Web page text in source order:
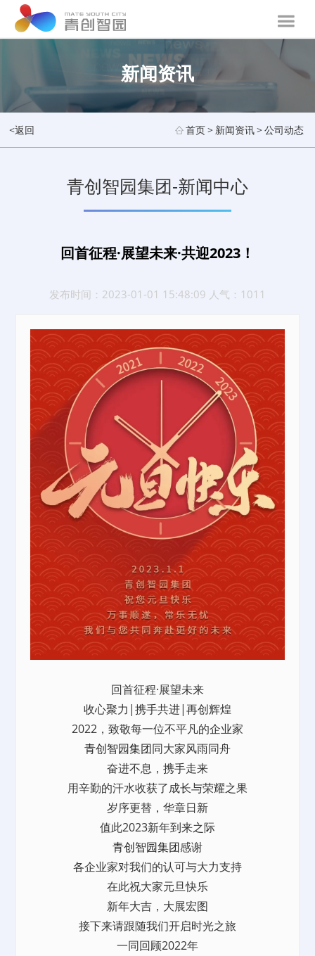
新闻资讯
<返回 首页> 新闻资讯>公司动态
青创智园集团-新闻中心
回首征程·展望未来·共迎2023！
发布时间：2023-01-01 15:48:09 人气：1011
回首征程·展望未来
收心聚力|携手共进|再创辉煌
2022，致敬每一位不平凡的企业家
青创智园集团同大家风雨同舟
奋进不息，携手走来
用辛勤的汗水收获了成长与荣耀之果
岁序更替，华章日新
值此2023新年到来之际
青创智园集团感谢
各企业家对我们的认可与大力支持
在此祝大家元旦快乐
新年大吉，大展宏图
接下来请跟随我们开启时光之旅
一同回顾2022年